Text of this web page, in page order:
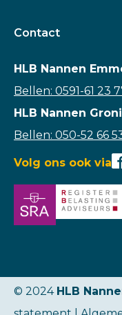
Contact
HLB Nannen
Bellen: 0591-61 23
HLB Nannen
Bellen: 050-52 66
Volg ons ook via
© 2024 HLB